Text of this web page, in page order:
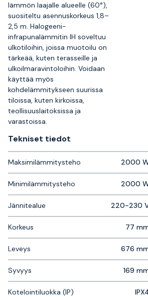
lämmön laajalle alueelle (60°),
suositeltu asennuskorkeus 1,8–
2,5 m. Halogeeni-
infrapunalämmitin IH soveltuu
ulkotiloihin, joissa muotoilu on
tärkeää, kuten terasseille ja
ulkoilmaravintoloihin. Voidaan
käyttää myös
kohdelämmitykseen suurissa
tiloissa, kuten kirkoissa,
teollisuuslaitoksissa ja
varastoissa.
Tekniset tiedot
Maksimilämmitysteho 2000
Minimilämmitysteho 2000
Jännitealue 220-230
Korkeus 77
Leveys 676
Syvyys 169
Kotelointiluokka (IP)